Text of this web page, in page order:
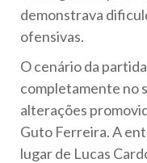
demonstrava
ofensivas.
O cenário da
completamente no
alterações
Guto Ferreira. A
lugar de Lucas